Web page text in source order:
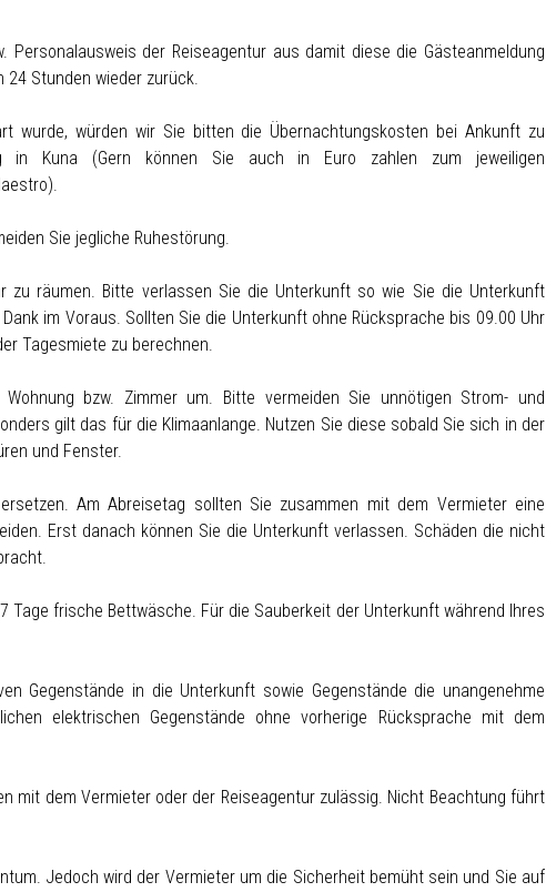
Personalausweis der Reiseagentur aus damit diese die Gästeanmeldung
24 Stunden wieder zurück.
wurde, würden wir Sie bitten die Übernachtungskosten bei Ankunft zu
in Kuna (Gern können Sie auch in Euro zahlen zum jeweiligen
Sie jegliche Ruhestörung.
räumen. Bitte verlassen Sie die Unterkunft so wie Sie die Unterkunft
im Voraus. Sollten Sie die Unterkunft ohne Rücksprache bis 09.00 Uhr
Tagesmiete zu berechnen.
bzw. Zimmer um. Bitte vermeiden Sie unnötigen Strom- und
gilt das für die Klimaanlange. Nutzen Sie diese sobald Sie sich in der
und Fenster.
Am Abreisetag sollten Sie zusammen mit dem Vermieter eine
Erst danach können Sie die Unterkunft verlassen. Schäden die nicht
frische Bettwäsche. Für die Sauberkeit der Unterkunft während Ihres
Gegenstände in die Unterkunft sowie Gegenstände die unangenehme
elektrischen Gegenstände ohne vorherige Rücksprache mit dem
mit dem Vermieter oder der Reiseagentur zulässig. Nicht Beachtung führt
Jedoch wird der Vermieter um die Sicherheit bemüht sein und Sie auf